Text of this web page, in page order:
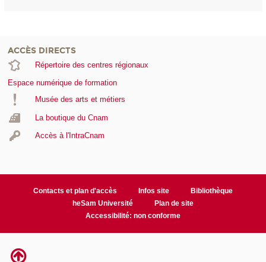
ACCÈS DIRECTS
Répertoire des centres régionaux
Espace numérique de formation
Musée des arts et métiers
La boutique du Cnam
Accès à l'IntraCnam
Contacts et plan d'accès Infos site
Bibliothèque
heSam Université
Plan de site
Accessibilité: non conforme